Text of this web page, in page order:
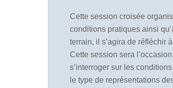
Cette session croisée
conditions pratiques ainsi
terrain, il s’agira de réfléchir
Cette session sera
s’interroger sur les
le type de représentations